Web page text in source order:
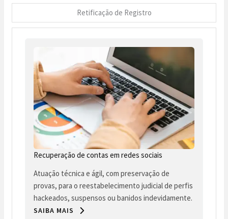
Retificação de Registro
Recuperação de contas em redes sociais
Atuação técnica e ágil, com preservação de
provas, para o reestabelecimento judicial de perfis
hackeados, suspensos ou banidos indevidamente.
SAIBA MAIS